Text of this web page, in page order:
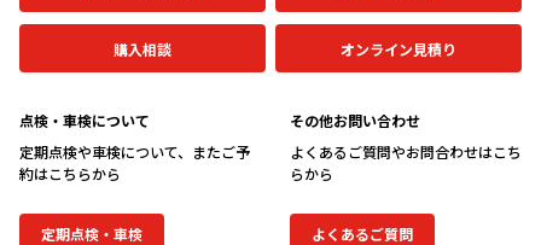
購入相談 オンライン見積り
点検・車検について
定期点検や車検について、またご予
約はこちらから
定期点検・車検
その他お問い合わせ
よくあるご質問やお問合わせはこち
らから
よくあるご質問